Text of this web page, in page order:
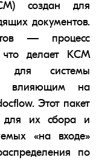
создан для
документов.
— процесс
что делает КСМ
для системы
влияющим на
Этот пакет
для их сбора и
«на входе»
по